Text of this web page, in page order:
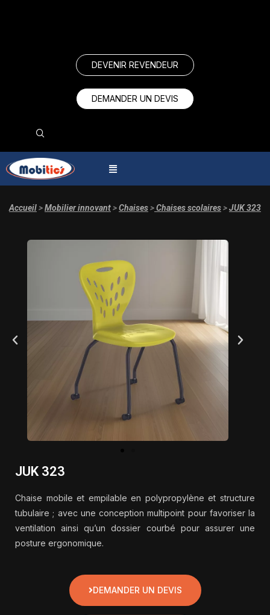
DEVENIR REVENDEUR
DEMANDER UN DEVIS
Accueil>Mobilier innovant>Chaises>Chaises scolaires>JUK 323
JUK 323
Chaise mobile et empilable en polypropylène et structure
tubulaire ; avec une conception multipoint pour favoriser la
ventilation ainsi qu’un dossier courbé pour assurer une
posture ergonomique.
DEMANDER UN DEVIS